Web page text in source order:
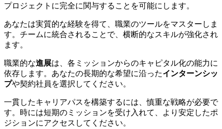
プロジェクトに完全に関与することを可能にします。
あなたは実質的な経験を得て、職業のツールをマスターしま
す。チームに統合されることで、横断的なスキルが強化され
ます。
職業的な進展は、各ミッションからのキャピタル化の能力に
依存します。あなたの長期的な希望に沿ったインターンシッ
プや契約社員を選択してください。
一貫したキャリアパスを構築するには、慎重な戦略が必要で
す。時には短期のミッションを受け入れて、より安定したポ
ジションにアクセスしてください。